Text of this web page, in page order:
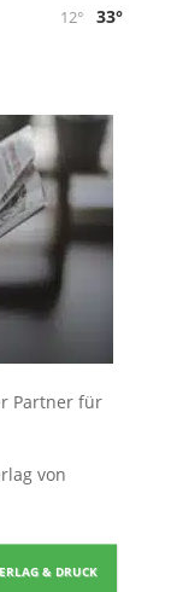
12° 33°
Partner für
von
& DRUCK